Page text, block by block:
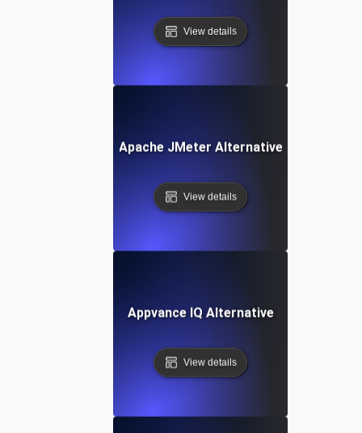
View details
Apache JMeter Alternative
View details
Appvance IQ Alternative
View details